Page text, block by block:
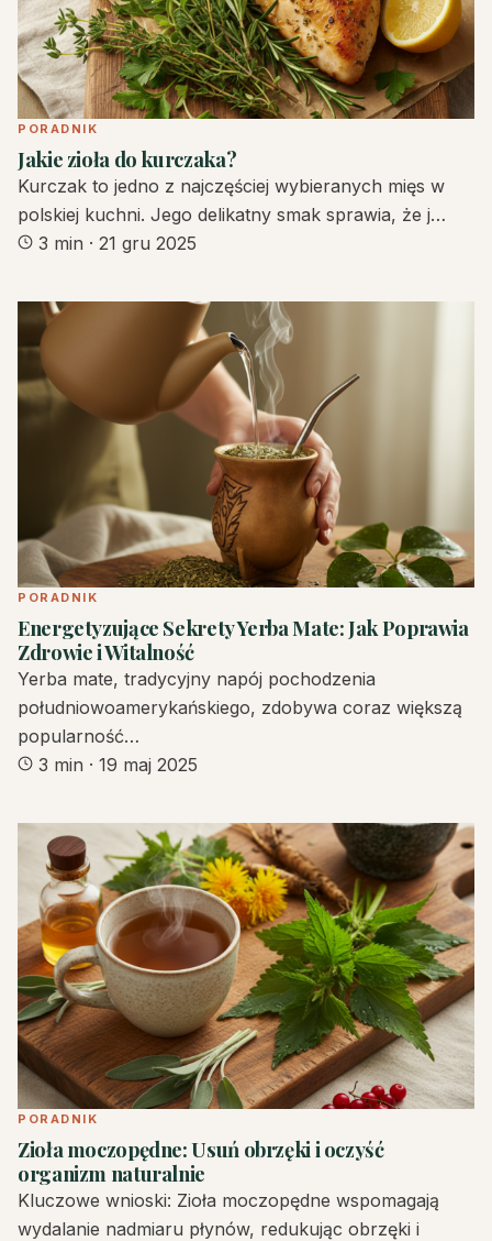
PORADNIK
Jakie zioła do kurczaka?
Kurczak to jedno z najczęściej wybieranych mięs w
polskiej kuchni. Jego delikatny smak sprawia, że j…
3 min · 21 gru 2025
PORADNIK
Energetyzujące Sekrety Yerba Mate: Jak Poprawia
Zdrowie i Witalność
Yerba mate, tradycyjny napój pochodzenia
południowoamerykańskiego, zdobywa coraz większą
popularność…
3 min · 19 maj 2025
PORADNIK
Zioła moczopędne: Usuń obrzęki i oczyść
organizm naturalnie
Kluczowe wnioski: Zioła moczopędne wspomagają
wydalanie nadmiaru płynów, redukując obrzęki i